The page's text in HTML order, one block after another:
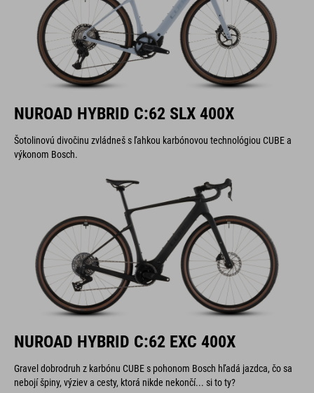
NUROAD HYBRID C:62 SLX 400X
Šotolinovú divočinu zvládneš s ľahkou karbónovou technológiou CUBE a
výkonom Bosch.
NUROAD HYBRID C:62 EXC 400X
Gravel dobrodruh z karbónu CUBE s pohonom Bosch hľadá jazdca, čo sa
nebojí špiny, výziev a cesty, ktorá nikde nekončí... si to ty?